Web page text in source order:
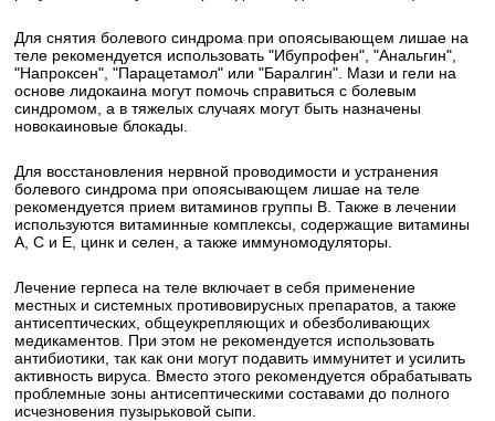
Для снятия болевого синдрома при опоясывающем лишае на
теле рекомендуется использовать "Ибупрофен", "Анальгин",
"Напроксен", "Парацетамол" или "Баралгин". Мази и гели на
основе лидокаина могут помочь справиться с болевым
синдромом, а в тяжелых случаях могут быть назначены
новокаиновые блокады.
Для восстановления нервной проводимости и устранения
болевого синдрома при опоясывающем лишае на теле
рекомендуется прием витаминов группы В. Также в лечении
используются витаминные комплексы, содержащие витамины
А, С и Е, цинк и селен, а также иммуномодуляторы.
Лечение герпеса на теле включает в себя применение
местных и системных противовирусных препаратов, а также
антисептических, общеукрепляющих и обезболивающих
медикаментов. При этом не рекомендуется использовать
антибиотики, так как они могут подавить иммунитет и усилить
активность вируса. Вместо этого рекомендуется обрабатывать
проблемные зоны антисептическими составами до полного
исчезновения пузырьковой сыпи.